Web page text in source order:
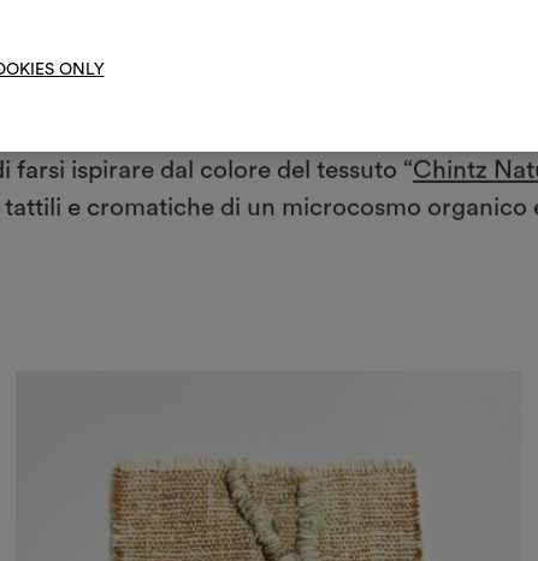
ONLY
ispirare dal colore del tessuto “Chintz
tattili e cromatiche di un microcosmo organico